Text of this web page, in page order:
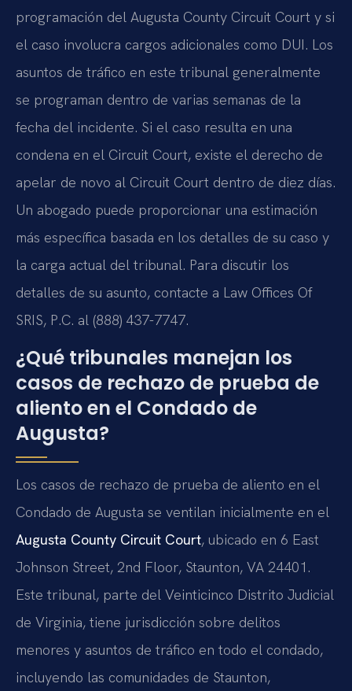
programación del Augusta County Circuit Court y si
el caso involucra cargos adicionales como DUI. Los
asuntos de tráfico en este tribunal generalmente
se programan dentro de varias semanas de la
fecha del incidente. Si el caso resulta en una
condena en el Circuit Court, existe el derecho de
apelar de novo al Circuit Court dentro de diez días.
Un abogado puede proporcionar una estimación
más específica basada en los detalles de su caso y
la carga actual del tribunal. Para discutir los
detalles de su asunto, contacte a Law Offices Of
SRIS, P.C. al (888) 437-7747.
¿Qué tribunales manejan los
casos de rechazo de prueba de
aliento en el Condado de
Augusta?
Los casos de rechazo de prueba de aliento en el
Condado de Augusta se ventilan inicialmente en el
Augusta County Circuit Court, ubicado en 6 East
Johnson Street, 2nd Floor, Staunton, VA 24401.
Este tribunal, parte del Veinticinco Distrito Judicial
de Virginia, tiene jurisdicción sobre delitos
menores y asuntos de tráfico en todo el condado,
incluyendo las comunidades de Staunton,